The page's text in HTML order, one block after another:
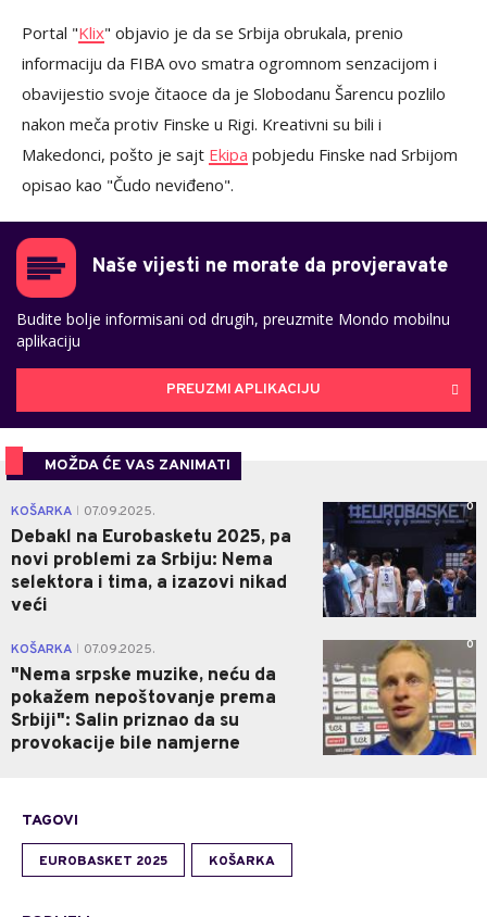
Portal "Klix" objavio je da se Srbija obrukala, prenio
informaciju da FIBA ovo smatra ogromnom senzacijom i
obavijestio svoje čitaoce da je Slobodanu Šarencu pozlilo
nakon meča protiv Finske u Rigi. Kreativni su bili i
Makedonci, pošto je sajt Ekipa pobjedu Finske nad Srbijom
opisao kao "Čudo neviđeno".
Naše vijesti ne morate da provjeravate
Budite bolje informisani od drugih, preuzmite Mondo mobilnu
aplikaciju
PREUZMI APLIKACIJU
MOŽDA ĆE VAS ZANIMATI
KOŠARKA 07.09.2025.
Debakl na Eurobasketu 2025, pa
novi problemi za Srbiju: Nema
selektora i tima, a izazovi nikad
veći
0
KOŠARKA 07.09.2025.
"Nema srpske muzike, neću da
pokažem nepoštovanje prema
Srbiji": Salin priznao da su
provokacije bile namjerne
0
TAGOVI
EUROBASKET 2025 KOŠARKA